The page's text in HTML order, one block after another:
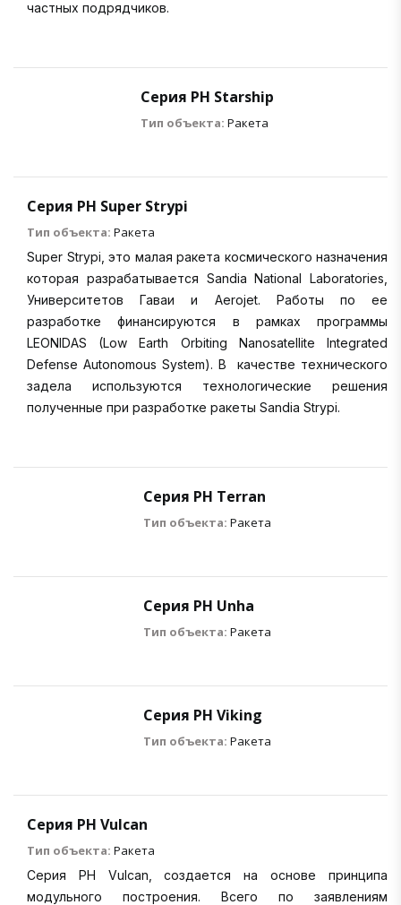
частных подрядчиков.
Серия РН Starship
Тип объекта: Ракета
Серия РН Super Strypi
Тип объекта: Ракета
Super Strypi, это малая ракета космического назначения
которая разрабатывается Sandia National Laboratories,
Университетов Гаваи и Aerojet. Работы по ее
разработке финансируются в рамках программы
LEONIDAS (Low Earth Orbiting Nanosatellite Integrated
Defense Autonomous System). В качестве технического
задела используются технологические решения
полученные при разработке ракеты Sandia Strypi.
Серия РН Terran
Тип объекта: Ракета
Серия РН Unha
Тип объекта: Ракета
Серия РН Viking
Тип объекта: Ракета
Серия РН Vulcan
Тип объекта: Ракета
Серия РН Vulcan, создается на основе принципа
модульного построения. Всего по заявлениям